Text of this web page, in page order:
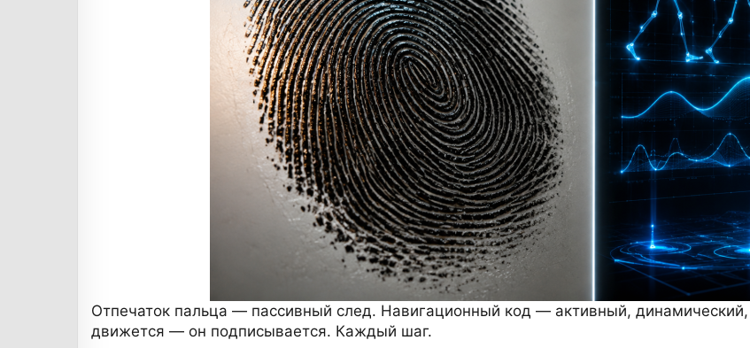
Отпечаток пальца — пассивный след. Навигационный код — активный,
движется — он подписывается. Каждый шаг.